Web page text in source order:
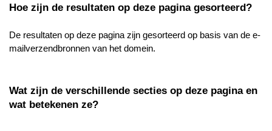
Hoe zijn de resultaten op deze pagina gesorteerd?
De resultaten op deze pagina zijn gesorteerd op basis van de e-
mailverzendbronnen van het domein.
Wat zijn de verschillende secties op deze pagina en
wat betekenen ze?